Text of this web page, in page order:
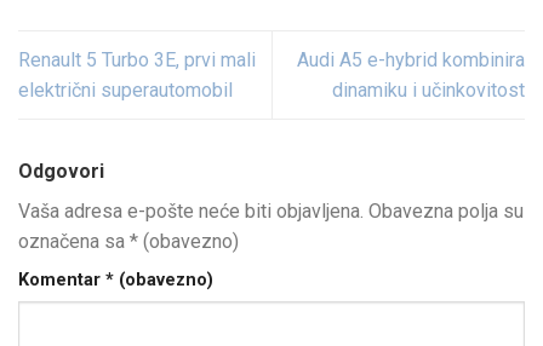
Renault 5 Turbo 3E, prvi mali
električni superautomobil
Audi A5 e-hybrid kombinira
dinamiku i učinkovitost
Odgovori
Vaša adresa e-pošte neće biti objavljena. Obavezna polja su
označena sa * (obavezno)
Komentar * (obavezno)